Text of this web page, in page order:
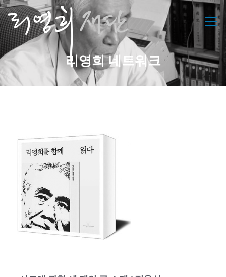
콘
텐
츠
로
바
로
기
메뉴
리영희 네트워크